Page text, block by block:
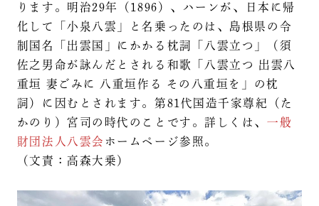
ります。明治29年（1896）、ハーンが、日本に帰
化して「小泉八雲」と名乗ったのは、島根県の令
制国名「出雲国」にかかる枕詞「八雲立つ」（須
佐之男命が詠んだとされる和歌「八雲立つ 出雲八
重垣 妻ごみに 八重垣作る その八重垣を」の枕
詞）に因むとされます。第81代国造千家尊紀（た
かのり）宮司の時代のことです。詳しくは、 一般
財団法人八雲会 ホームページ参照。
（文責：高森大乗）